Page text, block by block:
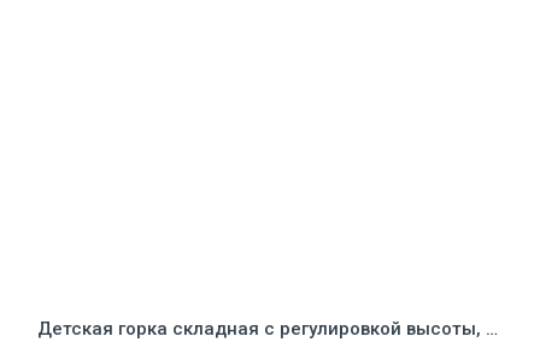
Детская горка складная с регулировкой высоты, пластик